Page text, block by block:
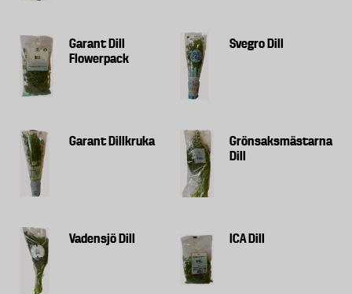
Garant Dill
Flowerpack
Svegro Dill
Garant Dillkruka
Grönsaksmästarna
Dill
Vadensjö Dill ICA Dill